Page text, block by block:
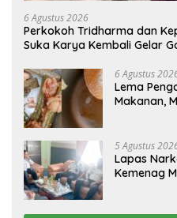
6 Agustus 2026
Perkokoh Tridharma dan
Suka Karya Kembali Gelar
6 Agustus
Lema
Makanan,
5 Agustus
Lapas
Kemenag